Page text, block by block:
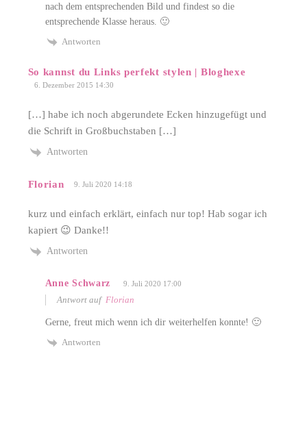
nach dem entsprechenden Bild und findest so die
entsprechende Klasse heraus. 🙂
Antworten
So kannst du Links perfekt stylen | Bloghexe
6. Dezember 2015 14:30
[…] habe ich noch abgerundete Ecken hinzugefügt und
die Schrift in Großbuchstaben […]
Antworten
Florian 9. Juli 2020 14:18
kurz und einfach erklärt, einfach nur top! Hab sogar ich
kapiert 😉 Danke!!
Antworten
Anne Schwarz 9. Juli 2020 17:00
Antwort auf Florian
Gerne, freut mich wenn ich dir weiterhelfen konnte! 🙂
Antworten